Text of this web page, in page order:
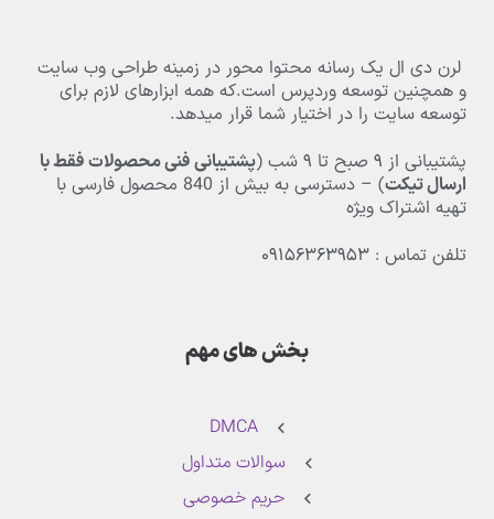
لرن دی ال یک رسانه محتوا محور در زمینه طراحی وب سایت
و همچنین توسعه وردپرس است.که همه ابزارهای لازم برای
توسعه سایت را در اختیار شما قرار میدهد.
پشتیبانی از ۹ صبح تا ۹ شب (پشتیبانی فنی محصولات فقط با
ارسال تیکت) – دسترسی به بیش از 840 محصول فارسی با
تهیه اشتراک ویژه
تلفن تماس : ۰۹۱۵۶۳۶۳۹۵۳
بخش های مهم
DMCA
سوالات متداول
حریم خصوصی